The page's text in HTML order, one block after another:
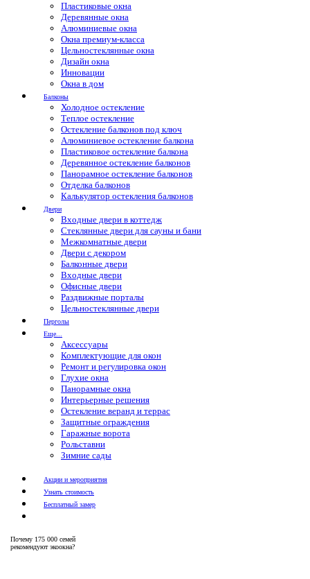
Пластиковые окна
Деревянные окна
Алюминиевые окна
Окна премиум-класса
Цельностеклянные окна
Дизайн окна
Инновации
Окна в дом
Балконы
Холодное остекление
Теплое остекление
Остекление балконов под ключ
Алюминиевое остекление балкона
Пластиковое остекление балкона
Деревянное остекление балконов
Панорамное остекление балконов
Отделка балконов
Калькулятор остекления балконов
Двери
Входные двери в коттедж
Стеклянные двери для сауны и бани
Межкомнатные двери
Двери с декором
Балконные двери
Входные двери
Офисные двери
Раздвижные порталы
Цельностеклянные двери
Перголы
Еще...
Аксессуары
Комплектующие для окон
Ремонт и регулировка окон
Глухие окна
Панорамные окна
Интерьерные решения
Остекление веранд и террас
Защитные ограждения
Гаражные ворота
Рольставни
Зимние сады
Акции и мероприятия
Узнать стоимость
Бесплатный замер
Почему 175 000 семей
рекомендуют экоокна?